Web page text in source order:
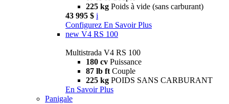
225 kg Poids à vide (sans carburant)
43 995 $ i
Configurez En Savoir Plus
new V4 RS 100
Multistrada V4 RS 100
180 cv Puissance
87 lb ft Couple
225 kg POIDS SANS CARBURANT
En Savoir Plus
Panigale